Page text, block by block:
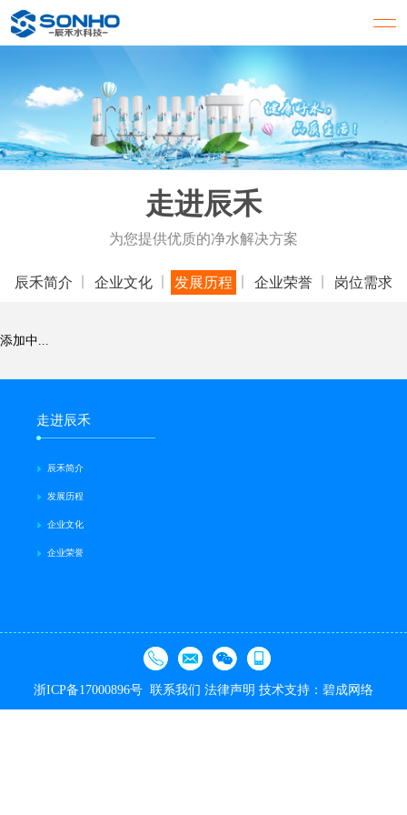
走进辰禾
为您提供优质的净水解决方案
辰禾简介 企业文化 发展历程 企业荣誉 岗位需求
添加中...
走进辰禾
辰禾简介
发展历程
企业文化
企业荣誉
浙ICP备17000896号 联系我们 法律声明 技术支持：碧成网络